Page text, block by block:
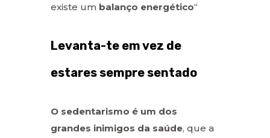
existe um balanço energético“
Levanta-te em vez de
estares sempre sentado
O sedentarismo é um dos
grandes inimigos da saúde, que a